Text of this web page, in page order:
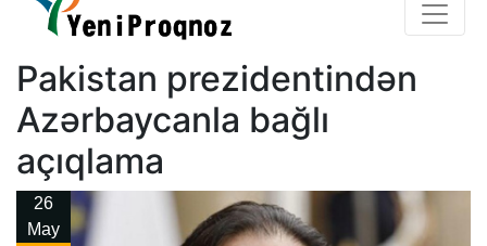
Pakistan prezidentindən
Azərbaycanla bağlı
açıqlama
26
May